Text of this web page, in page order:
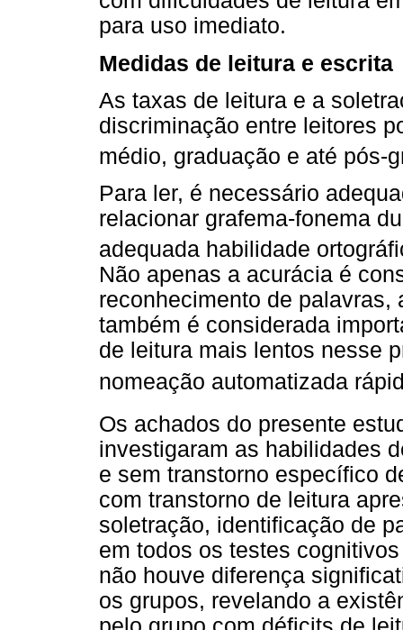
para uso imediato.
Medidas de leitura e escrita
As taxas de leitura e a
discriminação entre leitores
médio, graduação e até pós-
Para ler, é necessário
relacionar grafema-fonema
adequada habilidade
Não apenas a acurácia é
reconhecimento de
também é considerada
de leitura mais lentos nesse
nomeação automatizada
Os achados do presente
investigaram as habilidades
e sem transtorno específico
com transtorno de leitura
soletração, identificação de
em todos os testes
não houve diferença
os grupos, revelando a